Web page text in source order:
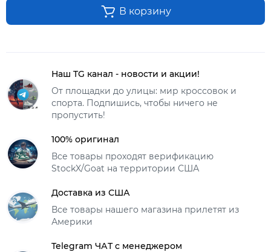
В корзину
Наш TG канал - новости и акции!
От площадки до улицы: мир кроссовок и
спорта. Подпишись, чтобы ничего не
пропустить!
100% оригинал
Все товары проходят верификацию
StockX/Goat на территории США
Доставка из США
Все товары нашего магазина прилетят из
Америки
Telegram ЧАТ с менеджером